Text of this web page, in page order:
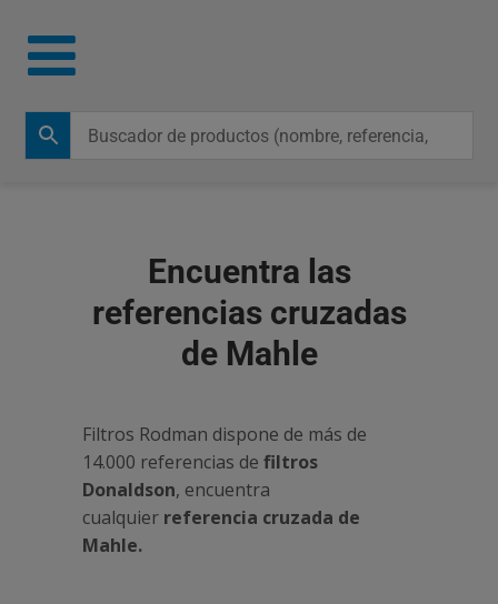
Encuentra las
referencias cruzadas
de Mahle
Filtros Rodman dispone de más de
14.000 referencias de filtros
Donaldson, encuentra
cualquier referencia cruzada de
Mahle.